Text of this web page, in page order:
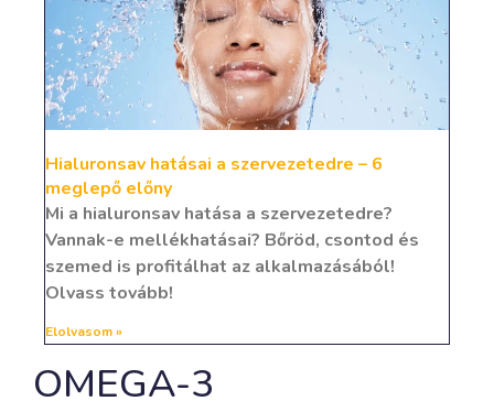
Hialuronsav hatásai a szervezetedre – 6
meglepő előny
Mi a hialuronsav hatása a szervezetedre?
Vannak-e mellékhatásai? Bőröd, csontod és
szemed is profitálhat az alkalmazásából!
Olvass tovább!
Elolvasom »
OMEGA-3